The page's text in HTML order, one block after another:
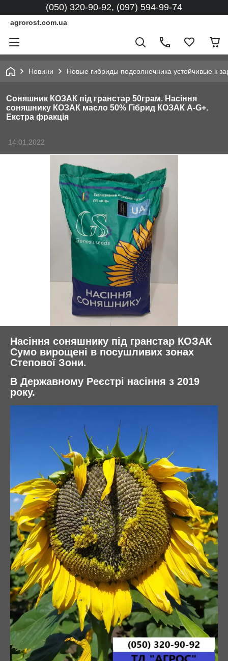
(050) 320-90-92, (097) 594-99-74
agrorost.com.ua
Новини Новые гибриды подсолнечника устойчивые к
Соняшник КОЗАК під гранстар 50грам. Насіння
соняшнику КОЗАК масло 50% Гібрид КОЗАК A-G+.
Екстра фракція
14.01.2022
Насіння соняшнику під гранстар КОЗАК
Сумо вирощені в посушливих зонах
Степової Зони.
В Державному Реєстрі насіння з 2019
року.